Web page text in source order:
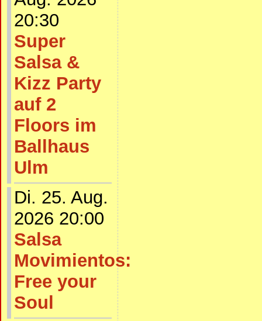
20:30
Super
Salsa &
Kizz Party
auf 2
Floors im
Ballhaus
Ulm
Di. 25. Aug.
2026 20:00
Salsa
Movimientos:
Free your
Soul